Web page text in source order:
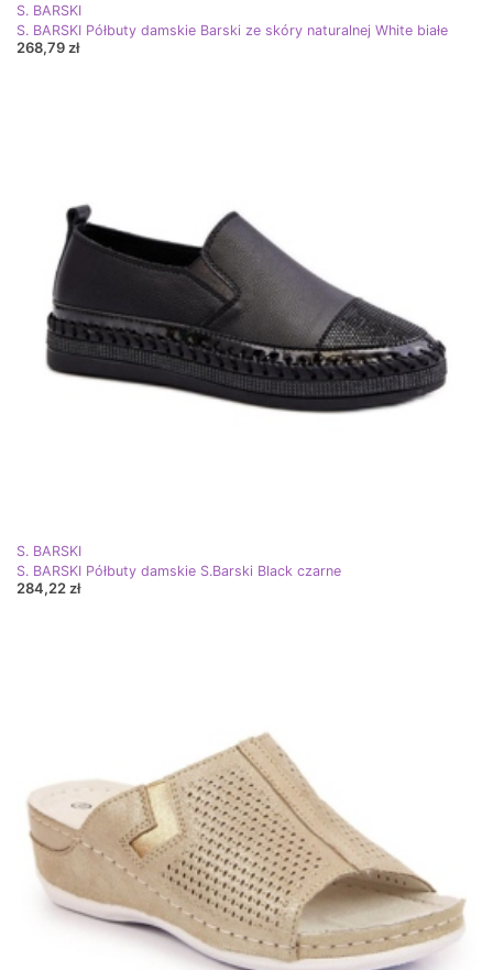
S. BARSKI
S. BARSKI Półbuty damskie Barski ze skóry naturalnej White białe
268,79 zł
S. BARSKI
S. BARSKI Półbuty damskie S.Barski Black czarne
284,22 zł